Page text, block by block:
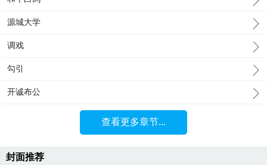
源城大学
调戏
勾引
开诚布公
查看更多章节...
封面推荐